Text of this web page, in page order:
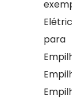
para